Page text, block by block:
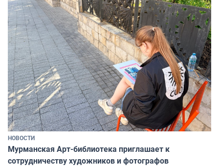
НОВОСТИ
Мурманская Арт-библиотека приглашает к
сотрудничеству художников и фотографов